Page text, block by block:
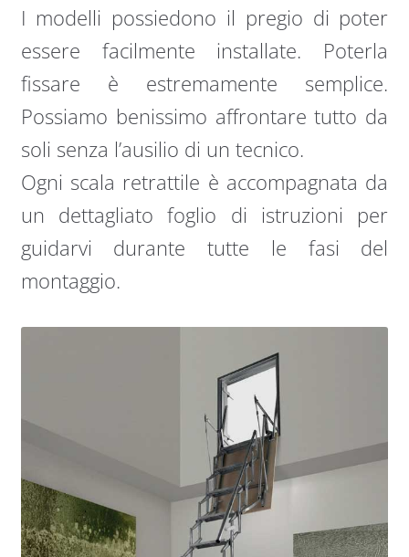
I modelli possiedono il pregio di poter
essere facilmente installate. Poterla
fissare è estremamente semplice.
Possiamo benissimo affrontare tutto da
soli senza l’ausilio di un tecnico.
Ogni scala retrattile è accompagnata da
un dettagliato foglio di istruzioni per
guidarvi durante tutte le fasi del
montaggio.